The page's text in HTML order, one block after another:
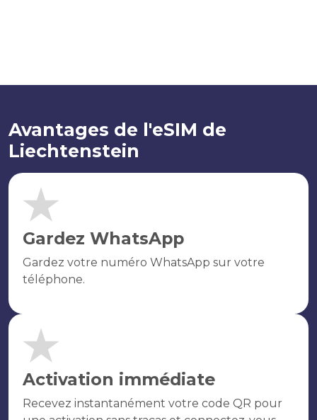
Avantages de l'eSIM de
Liechtenstein
Gardez WhatsApp
Gardez votre numéro WhatsApp sur votre
téléphone.
Activation immédiate
Recevez instantanément votre code QR pour